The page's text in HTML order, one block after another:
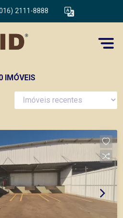
2111-8888
IMÓVEIS